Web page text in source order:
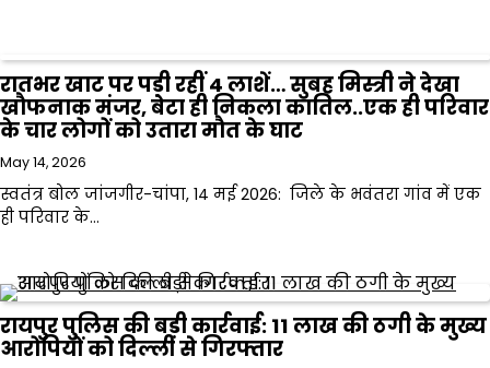
रातभर खाट पर पड़ी रहीं 4 लाशें… सुबह मिस्त्री ने देखा
खौफनाक मंजर, बेटा ही निकला कातिल..एक ही परिवार
के चार लोगों को उतारा मौत के घाट
May 14, 2026
स्वतंत्र बोल जांजगीर-चांपा, 14 मई 2026: जिले के भवंतरा गांव में एक
ही परिवार के…
रायपुर पुलिस की बड़ी कार्रवाई: 11 लाख की ठगी के मुख्य
आरोपियों को दिल्ली से गिरफ्तार